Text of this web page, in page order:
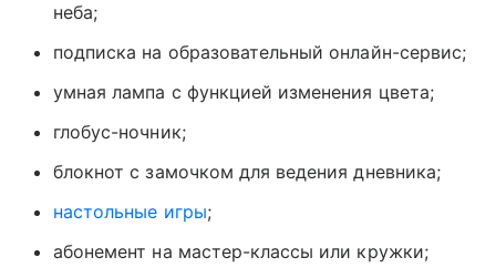
неба;
подписка на образовательный онлайн-сервис;
умная лампа с функцией изменения цвета;
глобус-ночник;
блокнот с замочком для ведения дневника;
настольные игры;
абонемент на мастер-классы или кружки;